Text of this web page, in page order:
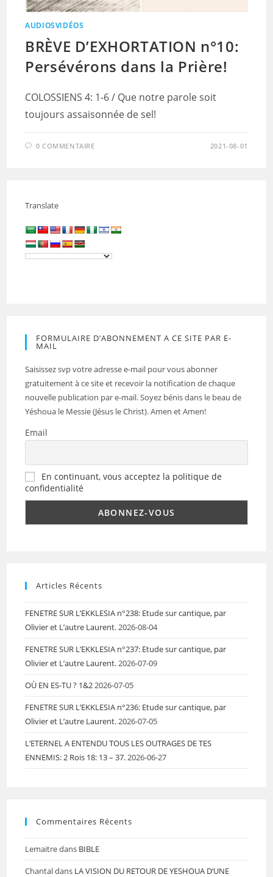
AUDIOSVIDÉOS
BRÈVE D’EXHORTATION n°10:
Persévérons dans la Prière!
COLOSSIENS 4: 1-6 / Que notre parole soit
toujours assaisonnée de sel!
0 COMMENTAIRE 2021-08-01
Translate
FORMULAIRE D’ABONNEMENT A CE SITE PAR E-
MAIL
Saisissez svp votre adresse e-mail pour vous abonner
gratuitement à ce site et recevoir la notification de chaque
nouvelle publication par e-mail. Soyez bénis dans le beau de
Yéshoua le Messie (Jésus le Christ). Amen et Amen!
Email
En continuant, vous acceptez la politique de
confidentialité
Articles Récents
FENETRE SUR L’EKKLESIA n°238: Etude sur cantique, par
Olivier et L’autre Laurent. 2026-08-04
FENETRE SUR L’EKKLESIA n°237: Etude sur cantique, par
Olivier et L’autre Laurent. 2026-07-09
OÙ EN ES-TU ? 1&2 2026-07-05
FENETRE SUR L’EKKLESIA n°236: Etude sur cantique, par
Olivier et L’autre Laurent. 2026-07-05
L’ETERNEL A ENTENDU TOUS LES OUTRAGES DE TES
ENNEMIS: 2 Rois 18: 13 – 37. 2026-06-27
Commentaires Récents
Lemaitredans BIBLE
Chantaldans LA VISION DU RETOUR DE YESHOUA D’UNE